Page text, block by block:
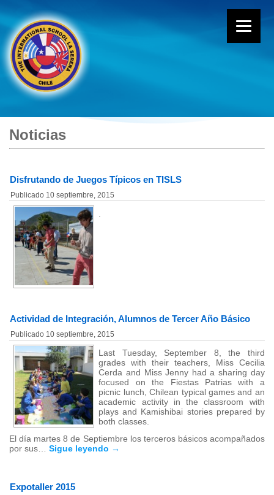
Noticias
Disfrutando de Juegos Típicos en TISLS
Publicado 10 septiembre, 2015
.
Actividad de Integración, Alumnos de Tercer Año Básico
Publicado 10 septiembre, 2015
Last Tuesday, September 8, the third
grades with their teachers, Miss Cecilia
Cerda and Miss Jenny had a sharing day
focused on the Fiestas Patrias with a
picnic lunch, Chilean typical games and an
academic activity in the classroom with
plays and Kamishibai stories prepared by
both classes.
El día martes 8 de Septiembre los terceros básicos acompañados
por sus…Sigue leyendo →
Expotaller 2015